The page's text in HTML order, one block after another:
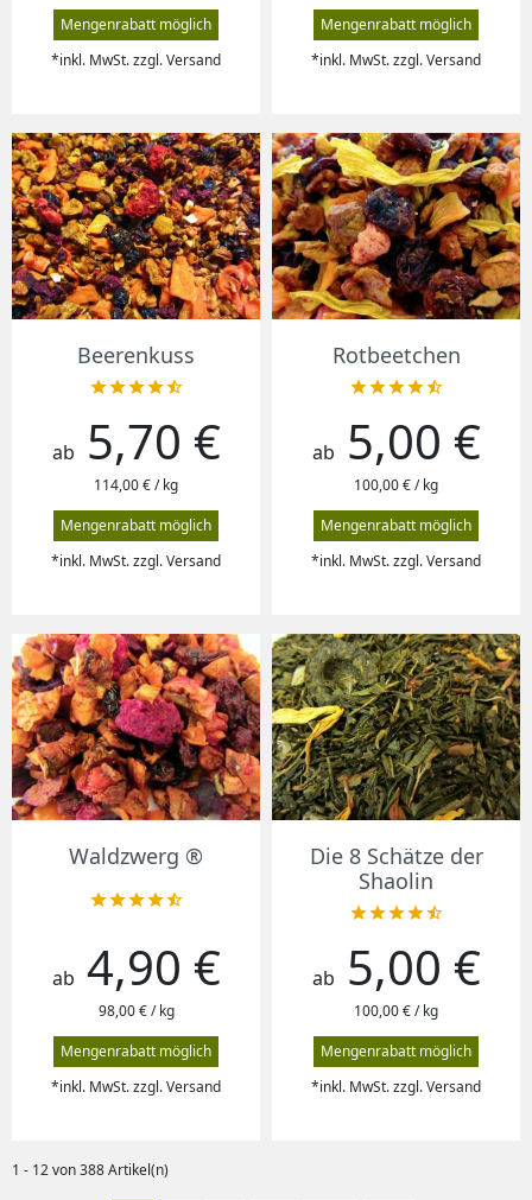
Mengenrabatt möglich
*inkl. MwSt. zzgl. Versand
Mengenrabatt möglich
*inkl. MwSt. zzgl. Versand
Beerenkuss

Preis
ab 5,70 €
114,00 € / kg
Mengenrabatt möglich
*inkl. MwSt. zzgl. Versand
Rotbeetchen

Preis
ab 5,00 €
100,00 € / kg
Mengenrabatt möglich
*inkl. MwSt. zzgl. Versand
Waldzwerg ®

Preis
ab 4,90 €
98,00 € / kg
Mengenrabatt möglich
*inkl. MwSt. zzgl. Versand
Die 8 Schätze der
Shaolin

Preis
ab 5,00 €
100,00 € / kg
Mengenrabatt möglich
*inkl. MwSt. zzgl. Versand
1 - 12 von 388 Artikel(n)